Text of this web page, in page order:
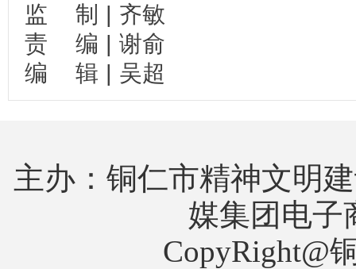
监
制 | 齐敏
责
编 | 谢俞
编
辑 | 吴超
主办：铜仁市精神文明
媒集团电子
CopyRight@